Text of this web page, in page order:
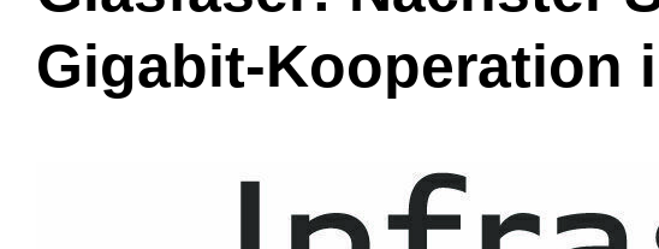
Gigabit-Kooperation